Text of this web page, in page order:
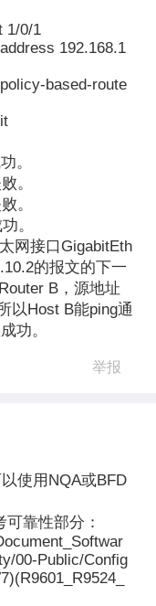
1/0/1
192.168.1
based-route
。
。
。
。
网接口GigabitEth
的报文的下一
B，源地址
以Host B能ping通
功。
举报
使用NQA或BFD
靠性部分：
00-Public/Config